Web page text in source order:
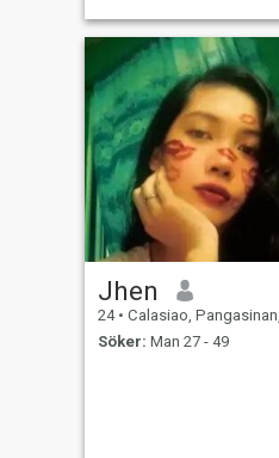
Jhen
24 • Calasiao, Pangasinan, Filippinerna
Söker: Man 27 - 49